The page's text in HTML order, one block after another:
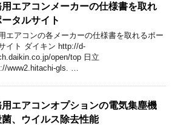
エアコンメーカーの仕様書を取れ
タルサイト
エアコンの各メーカーの仕様書を取れるポー
イト ダイキン http://d-
open/top 日立
www2.hitachi-gls. …
エアコンオプションの電気集塵機
、ウイルス除去性能